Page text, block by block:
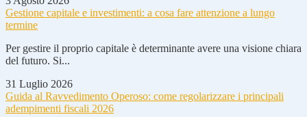
Gestione capitale e investimenti: a cosa fare attenzione a lungo
termine
Per gestire il proprio capitale è determinante avere una visione chiara
del futuro. Si...
31 Luglio 2026
Guida al Ravvedimento Operoso: come regolarizzare i principali
adempimenti fiscali 2026